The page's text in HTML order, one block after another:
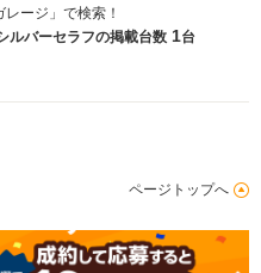
ージ」で検索！
ルバーセラフの掲載台数 1台
ページトップへ